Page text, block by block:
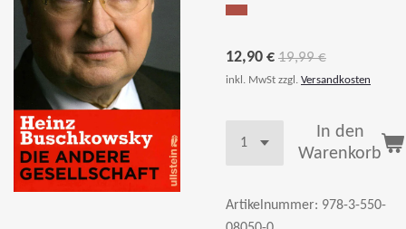
12,90 € 19,99 €
inkl. MwSt zzgl. Versandkosten
In den
Warenkorb
Artikelnummer: 978-3-550-